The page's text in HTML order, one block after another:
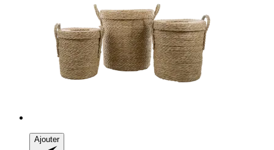
Ajouter